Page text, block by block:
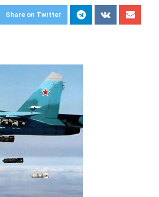
Share on Twitter